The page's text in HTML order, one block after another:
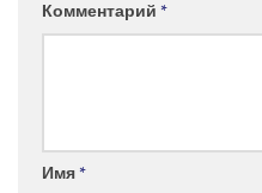
Комментарий *
Имя*